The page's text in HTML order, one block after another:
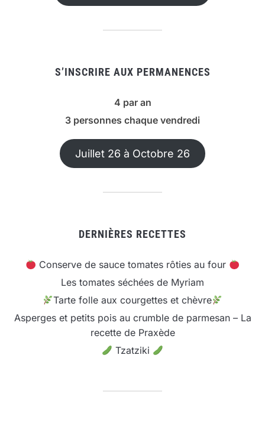
S’INSCRIRE AUX PERMANENCES
4 par an
3 personnes chaque vendredi
Juillet 26 à Octobre 26
DERNIÈRES RECETTES
Conserve de sauce tomates rôties au four
Les tomates séchées de Myriam
Tarte folle aux courgettes et chèvre
Asperges et petits pois au crumble de parmesan – La
recette de Praxède
Tzatziki